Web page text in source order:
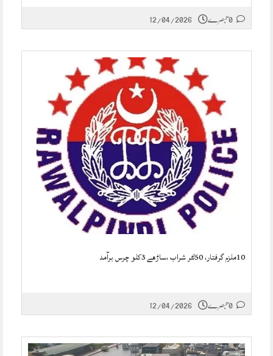
12/04/2026
10ملزم گرفتار، 50لٹر شراب ،ساڑھے 3کلو چرس برآمد
12/04/2026